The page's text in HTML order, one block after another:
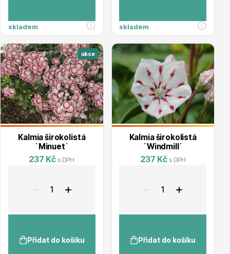
Nářadí, příslušenství
skladem skladem
akce
Kalmia širokolistá
´Minuet´
237 Kč s DPH
Přidat do košíku
Kalmia širokolistá
´Windmill´
237 Kč s DPH
Přidat do košíku